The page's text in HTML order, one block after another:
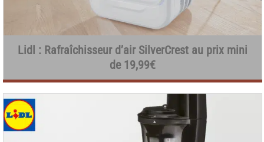
Lidl : Rafraîchisseur d’air SilverCrest au prix mini
de 19,99€